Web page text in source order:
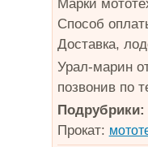
Марки
Способ
Доставка,
Урал-марин
позвонив по
Подрубрики:
Прокат: